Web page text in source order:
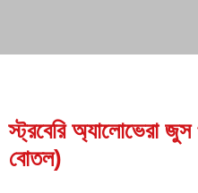
স্ট্রবেরি অ্যালোভেরা
বোতল)